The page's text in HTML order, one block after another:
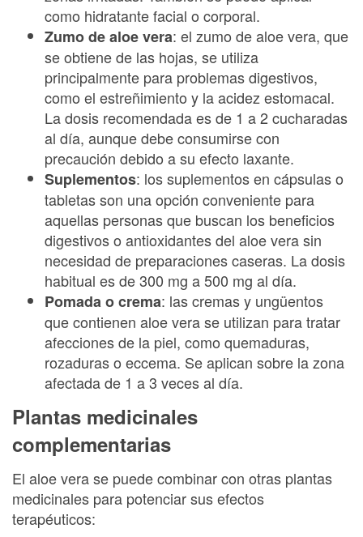
como hidratante facial o corporal.
Zumo de aloe vera: el zumo de aloe vera, que
se obtiene de las hojas, se utiliza
principalmente para problemas digestivos,
como el estreñimiento y la acidez estomacal.
La dosis recomendada es de 1 a 2 cucharadas
al día, aunque debe consumirse con
precaución debido a su efecto laxante.
Suplementos: los suplementos en cápsulas o
tabletas son una opción conveniente para
aquellas personas que buscan los beneficios
digestivos o antioxidantes del aloe vera sin
necesidad de preparaciones caseras. La dosis
habitual es de 300 mg a 500 mg al día.
Pomada o crema: las cremas y ungüentos
que contienen aloe vera se utilizan para tratar
afecciones de la piel, como quemaduras,
rozaduras o eccema. Se aplican sobre la zona
afectada de 1 a 3 veces al día.
Plantas medicinales
complementarias
El aloe vera se puede combinar con otras plantas
medicinales para potenciar sus efectos
terapéuticos: